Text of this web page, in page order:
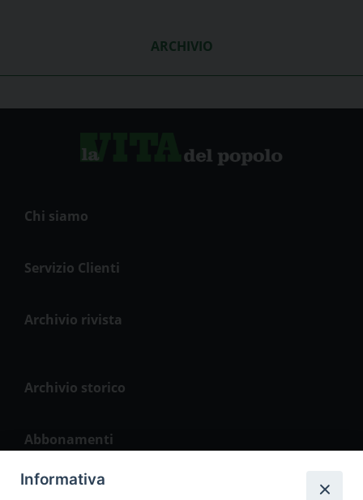
ARCHIVIO
Chi siamo
Servizio Clienti
Archivio rivista
Archivio storico
Abbonamenti
Informativa